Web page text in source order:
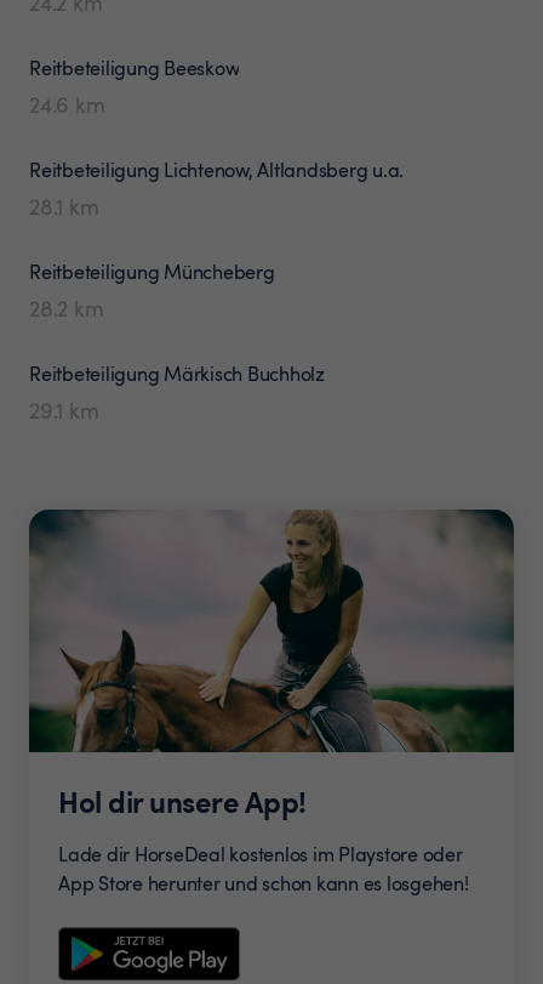
Reitbeteiligung Beeskow
24.6 km
Reitbeteiligung Lichtenow, Altlandsberg u.a.
28.1 km
Reitbeteiligung Müncheberg
28.2 km
Reitbeteiligung Märkisch Buchholz
29.1 km
Hol dir unsere App!
Lade dir HorseDeal kostenlos im Playstore oder
App Store herunter und schon kann es losgehen!